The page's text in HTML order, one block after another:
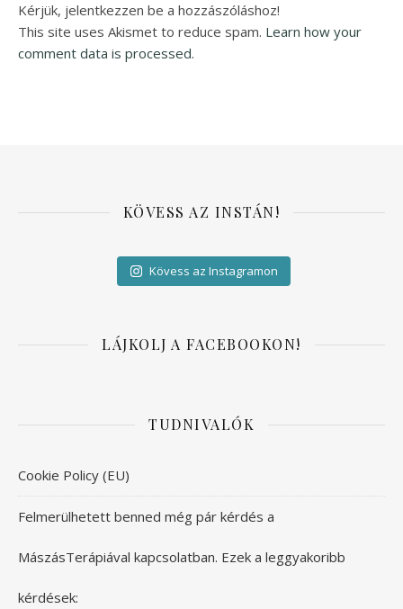
Kérjük, jelentkezzen be a hozzászóláshoz!
This site uses Akismet to reduce spam. Learn how your
comment data is processed.
KÖVESS AZ INSTÁN!
Kövess az Instagramon
LÁJKOLJ A FACEBOOKON!
TUDNIVALÓK
Cookie Policy (EU)
Felmerülhetett benned még pár kérdés a
MászásTerápiával kapcsolatban. Ezek a leggyakoribb
kérdések: